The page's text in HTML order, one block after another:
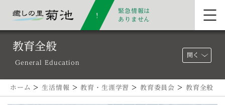
緊急情報は
ありません
教育全般
General Education
開く
ホーム >生活情報 >教育・生涯学習 > 教育委員会 > 教育全般